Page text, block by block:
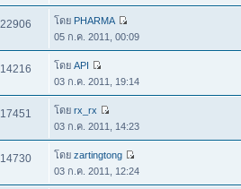
22906 โดย PHARMA
05 ก.ค. 2011, 00:09
14216 โดยAPI
03 ก.ค. 2011, 19:14
17451 โดยrx_rx
03 ก.ค. 2011, 14:23
14730 โดยzartingtong
03 ก.ค. 2011, 12:24